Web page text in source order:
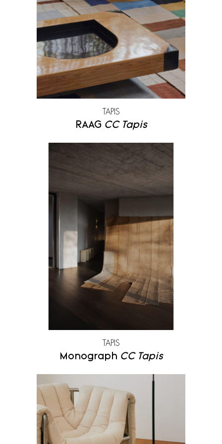
Maison de Vacances Moroso
Nanimarquina
Ooumm Pallucco
Paradisoterrestre Petite Friture
Pierre Casenove Pierre Frey
Pulpo
Sammode Studio
Treku
TAPIS
RAAG CC Tapis
TAPIS
Monograph CC Tapis